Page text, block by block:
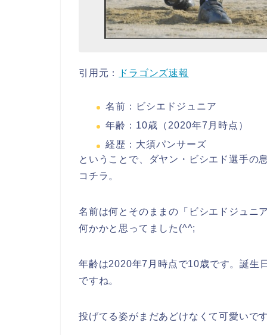
引用元： ドラゴンズ速報
名前：ビシエドジュニア
年齢：10歳（2020年7月時点）
経歴：大須パンサーズ
ということで、ダヤン・ビシエド選手の
コチラ。
名前は何とそのままの「ビシエドジュニ
何かかと思ってました(^^;
年齢は2020年7月時点で10歳です。誕生
ですね。
投げてる姿がまだあどけなくて可愛いで